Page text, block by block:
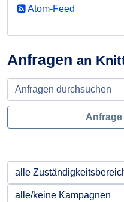
Anfragen an
Atom-Feed